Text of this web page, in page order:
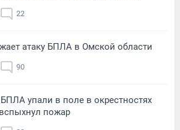
22
атаку БПЛА в Омской области
90
упали в поле в окрестностях
пожар